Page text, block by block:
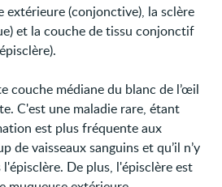
extérieure (conjonctive), la sclère
et la couche de tissu conjonctif
couche médiane du blanc de l’œil
C'est une maladie rare, étant
est plus fréquente aux
de vaisseaux sanguins et qu’il n’y
l'épisclère. De plus, l'épisclère est